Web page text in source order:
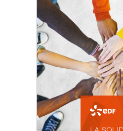
FEUILLETER